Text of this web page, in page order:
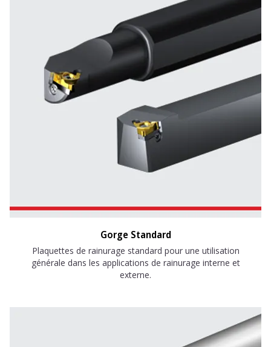
Gorge Standard
Plaquettes de rainurage standard pour une utilisation
générale dans les applications de rainurage interne et
externe.